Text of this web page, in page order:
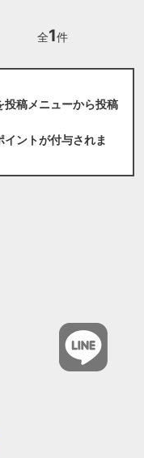
全1件
投稿メニューから投稿
ントが付与されま